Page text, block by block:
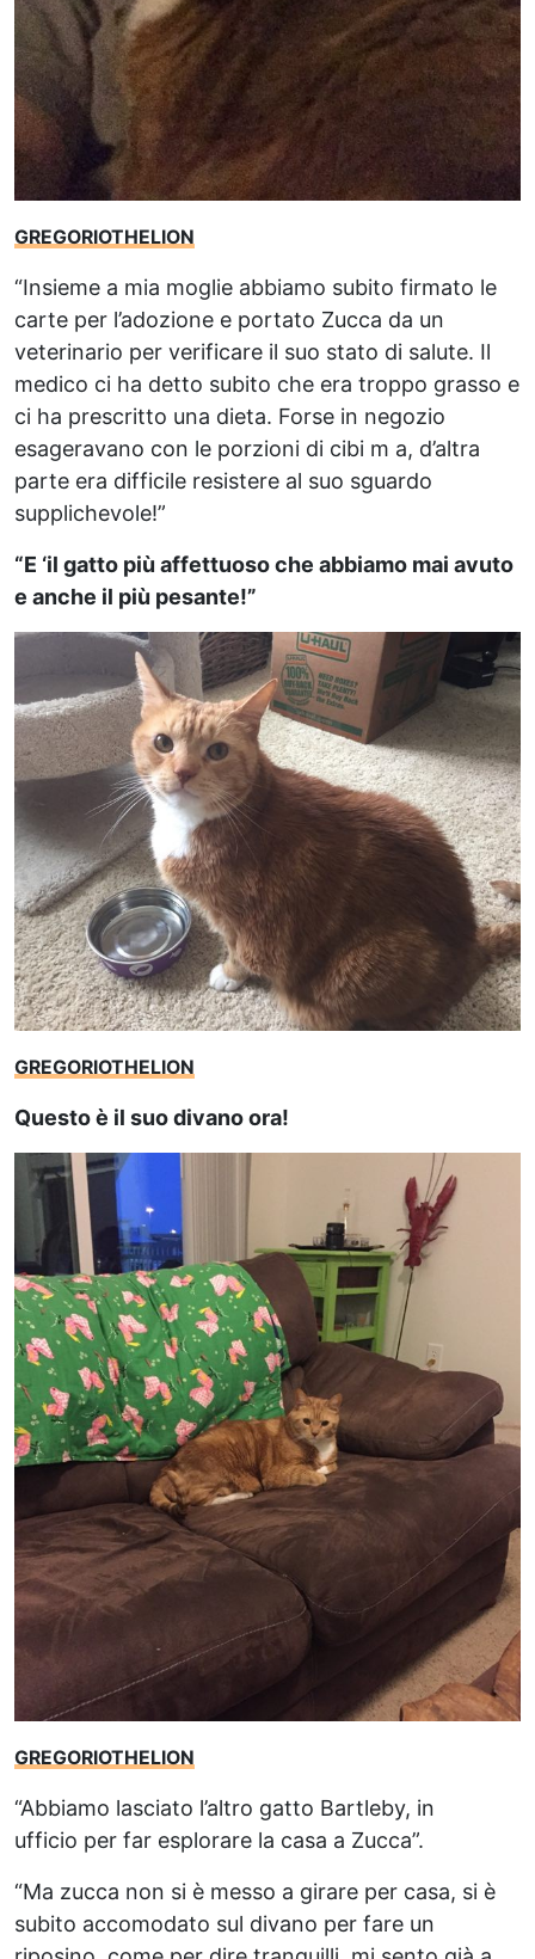
GREGORIOTHELION
“Insieme a mia moglie abbiamo subito firmato le
carte per l’adozione e portato Zucca da un
veterinario per verificare il suo stato di salute. Il
medico ci ha detto subito che era troppo grasso e
ci ha prescritto una dieta. Forse in negozio
esageravano con le porzioni di cibi m a, d’altra
parte era difficile resistere al suo sguardo
supplichevole!”
“E ‘il gatto più affettuoso che abbiamo mai avuto
e anche il più pesante!”
GREGORIOTHELION
Questo è il suo divano ora!
GREGORIOTHELION
“Abbiamo lasciato l’altro gatto Bartleby, in
ufficio per far esplorare la casa a Zucca”.
“Ma zucca non si è messo a girare per casa, si è
subito accomodato sul divano per fare un